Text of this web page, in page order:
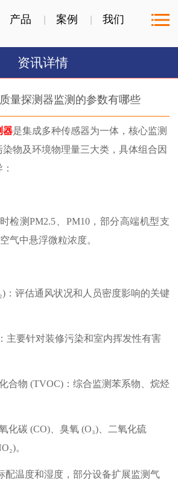
产品 案例 我们
资讯详情
量探测器监测的参数有哪些
器是集成多种传感器为一体，核心监测
物及环境物理量三大类，具体组合因
测PM2.5、PM10，部分高端机型支
气中悬浮微粒浓度。
：评估通风状况和人员密度影响的关键
主要针对装修污染和室内挥发性有害
合物 (TVOC)：综合监测苯系物、烷烃
化碳 (CO)、臭氧 (O₃)、二氧化硫
。
配温度和湿度，部分设备扩展监测气